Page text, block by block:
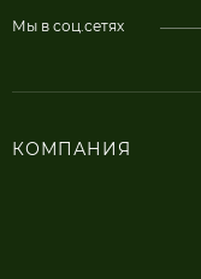
Мы в соц.сетях
КОМПАНИЯ